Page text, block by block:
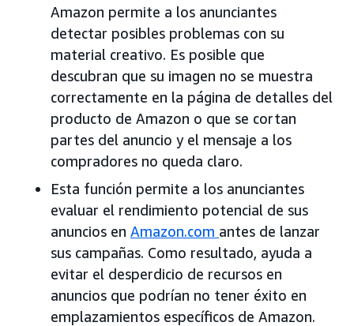
Amazon permite a los anunciantes
detectar posibles problemas con su
material creativo. Es posible que
descubran que su imagen no se muestra
correctamente en la página de detalles del
producto de Amazon o que se cortan
partes del anuncio y el mensaje a los
compradores no queda claro.
Esta función permite a los anunciantes
evaluar el rendimiento potencial de sus
anuncios en Amazon.com antes de lanzar
sus campañas. Como resultado, ayuda a
evitar el desperdicio de recursos en
anuncios que podrían no tener éxito en
emplazamientos específicos de Amazon.